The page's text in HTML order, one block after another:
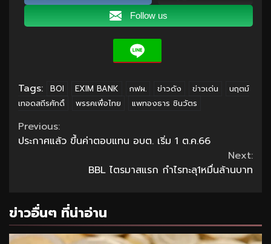
Follow us
Tags: BOI EXIM BANK กฟผ. ข่าวดัง ข่าวเด่น
นฤตม์
เทอดสถีรศักดิ์
พรรคเพื่อไทย แพทองธาร ชินวัตร
Continue
Previous:
ประกาศแล้ว ขึ้นค่าตอบแทน อบต. เริ่ม 1 ต.ค.66
Next:
BBL ไตรมาสแรก กำไรทะลุ1หมื่นล้านบาท
ข่าวอื่นๆ ที่น่าอ่าน